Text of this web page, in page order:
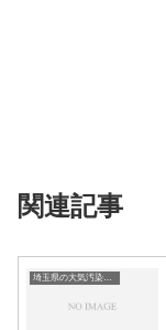
関連記事
埼玉県の大気汚染・PM2.5・黄砂・エアロゾルの数値